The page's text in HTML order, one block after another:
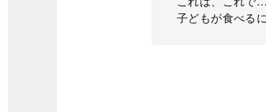
子どもが食べる